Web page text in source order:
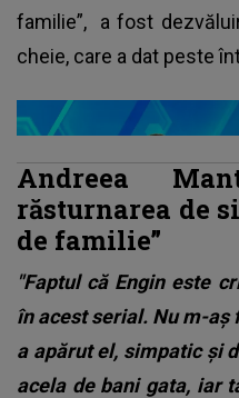
familie”, a fost
cheie, care a dat peste
Andreea
răsturnarea de
de familie”
"Faptul că Engin este
în acest serial. Nu m-aș
a apărut el, simpatic și
acela de bani gata, iar